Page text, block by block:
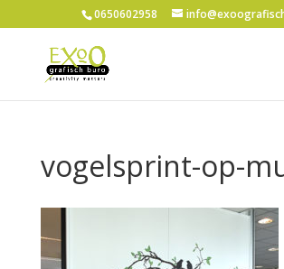
0650602958
vogelsprint-op-